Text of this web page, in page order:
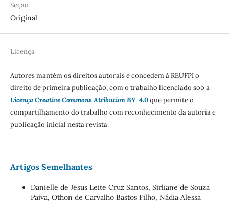
Seção
Original
Licença
Autores mantém os direitos autorais e concedem à REUFPI o
direito de primeira publicação, com o trabalho licenciado sob a
Licença Creative Commons Attibution BY4.0que permite o
compartilhamento do trabalho com reconhecimento da autoria e
publicação inicial nesta revista.
Artigos Semelhantes
Danielle de Jesus Leite Cruz Santos, Sirliane de Souza
Paiva, Othon de Carvalho Bastos Filho, Nádia Alessa